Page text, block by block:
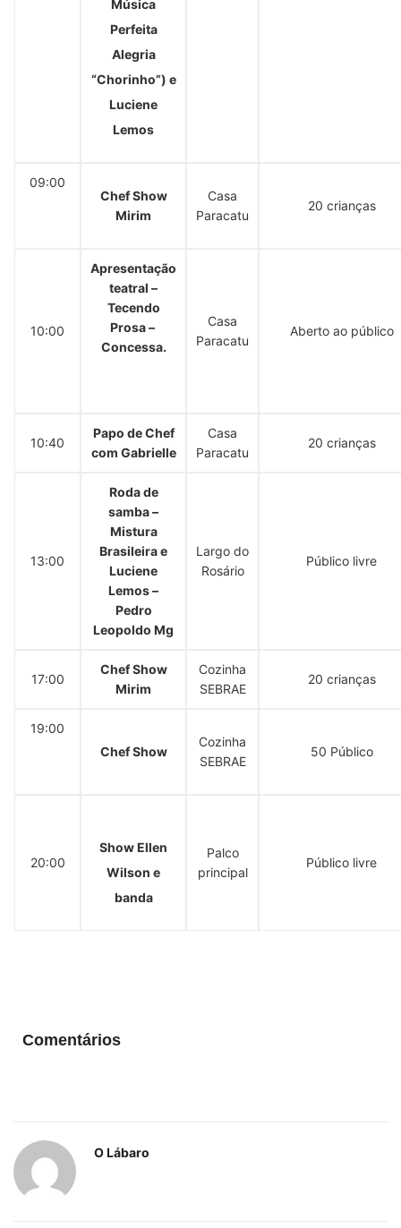
Música
Perfeita
Alegria
“Chorinho”) e
Luciene
Lemos
09:00
Chef Show
Mirim
Casa
Paracatu
20 crianças
10:00
Apresentação
teatral –
Tecendo
Prosa –
Concessa.
Casa
Paracatu
Aberto ao público
10:40
Papo de Chef
com Gabrielle
Casa
Paracatu
20 crianças
13:00
Roda de
samba –
Mistura
Brasileira e
Luciene
Lemos –
Pedro
Leopoldo Mg
Largo do
Rosário
Público livre
17:00
Chef Show
Mirim
Cozinha
SEBRAE
20 crianças
19:00
Chef Show
Cozinha
SEBRAE
50 Público
20:00
Show Ellen
Wilson e
banda
Palco
principal
Público livre
Comentários
O Lábaro